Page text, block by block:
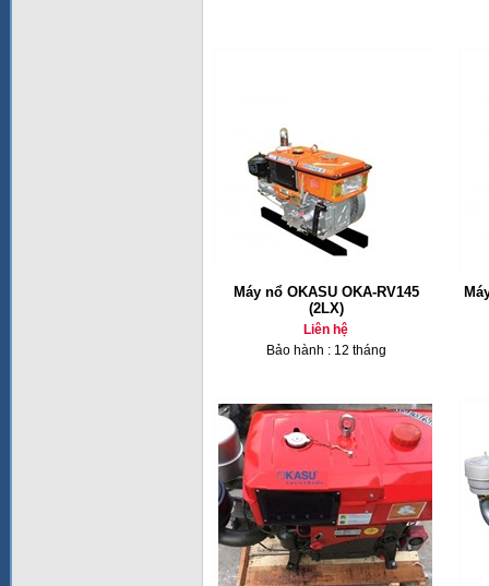
Máy nổ OKASU OKA-RV145
(2LX)
Liên hệ
Bảo hành : 12 tháng